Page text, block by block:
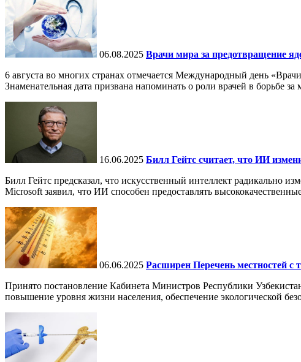
06.08.2025 Врачи мира за предотвращение
6 августа во многих странах отмечается Международный день
Знаменательная дата призвана напоминать о роли врачей в борьбе
16.06.2025 Билл Гейтс считает, что ИИ
Билл Гейтс предсказал, что искусственный интеллект радикально
Microsoft заявил, что ИИ способен предоставлять
06.06.2025 Расширен Перечень местностей
Принято постановление Кабинета Министров Республики
повышение уровня жизни населения, обеспечение экологической